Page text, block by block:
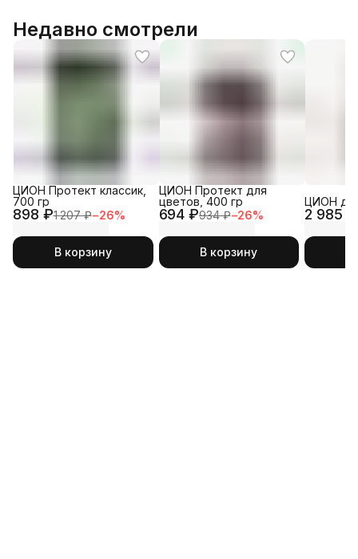
Недавно смотрели
898 ₽1 207 ₽−26%
ЦИОН Протект классик,
700 гр
В корзину
694 ₽934 ₽−26%
ЦИОН Протект для
цветов, 400 гр
В корзину
2 985 ₽
ЦИОН